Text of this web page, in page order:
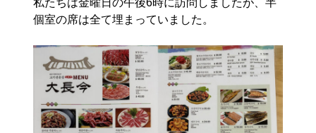
個室の席は全て埋まっていました。